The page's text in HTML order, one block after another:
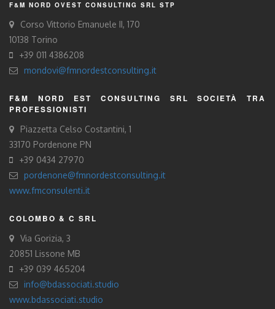
F&M NORD OVEST CONSULTING SRL STP
Corso Vittorio Emanuele II, 170
10138 Torino
+39 011 4386208
mondovi@fmnordestconsulting.it
F&M NORD EST CONSULTING SRL SOCIETÀ TRA
PROFESSIONISTI
Piazzetta Celso Costantini, 1
33170 Pordenone PN
+39 0434 27970
pordenone@fmnordestconsulting.it
www.fmconsulenti.it
COLOMBO & C SRL
Via Gorizia, 3
20851 Lissone MB
+39 039 465204
info@bdassociati.studio
www.bdassociati.studio